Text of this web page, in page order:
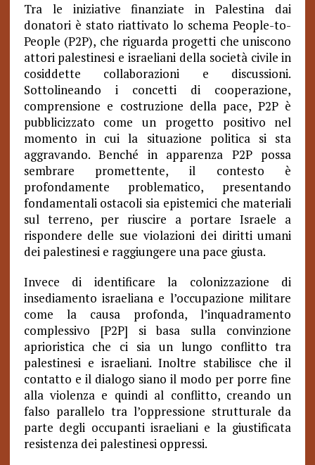
Tra le iniziative finanziate in Palestina dai
donatori è stato riattivato lo schema People-to-
People (P2P), che riguarda progetti che uniscono
attori palestinesi e israeliani della società civile in
cosiddette collaborazioni e discussioni.
Sottolineando i concetti di cooperazione,
comprensione e costruzione della pace, P2P è
pubblicizzato come un progetto positivo nel
momento in cui la situazione politica si sta
aggravando. Benché in apparenza P2P possa
sembrare promettente, il contesto è
profondamente problematico, presentando
fondamentali ostacoli sia epistemici che materiali
sul terreno, per riuscire a portare Israele a
rispondere delle sue violazioni dei diritti umani
dei palestinesi e raggiungere una pace giusta.
Invece di identificare la colonizzazione di
insediamento israeliana e l’occupazione militare
come la causa profonda, l’inquadramento
complessivo [P2P] si basa sulla convinzione
aprioristica che ci sia un lungo conflitto tra
palestinesi e israeliani. Inoltre stabilisce che il
contatto e il dialogo siano il modo per porre fine
alla violenza e quindi al conflitto, creando un
falso parallelo tra l’oppressione strutturale da
parte degli occupanti israeliani e la giustificata
resistenza dei palestinesi oppressi.